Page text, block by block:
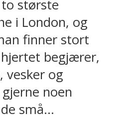
største
i London, og
finner stort
begjærer,
vesker og
noen
små...